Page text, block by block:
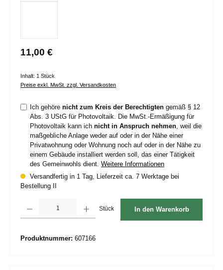
Regulärer Preis:
11,00 €
Inhalt: 1 Stück
Preise exkl. MwSt. zzgl. Versandkosten
Ich gehörenicht zum Kreis der Berechtigten gemäß § 12
Abs. 3 UStG für Photovoltaik. Die MwSt.-Ermäßigung für
Photovoltaik kann ichnicht in Anspruch nehmen , weil die
maßgebliche Anlage weder auf oder in der Nähe einer
Privatwohnung oder Wohnung noch auf oder in der Nähe zu
einem Gebäude installiert werden soll, das einer Tätigkeit
des Gemeinwohls dient.Weitere Informationen
Versandfertig in 1 Tag, Lieferzeit ca. 7 Werktage bei
Bestellung II
Stück In den Warenkorb
Produktnummer: 607166